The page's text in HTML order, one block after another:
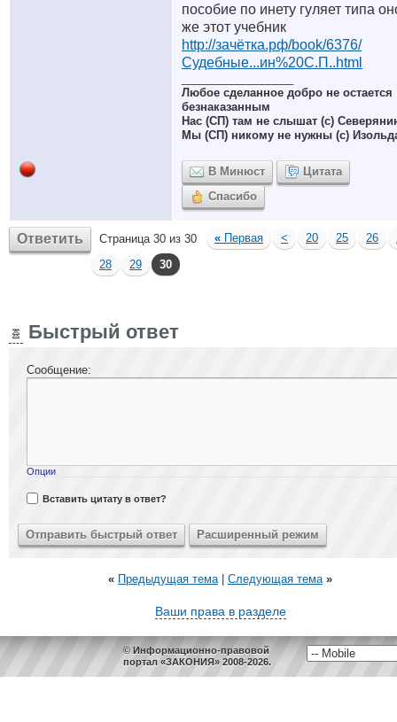
пособие по инету гуляет типа
же этот учебник
http://зачётка.рф/book/6376/
Судебные...ин%20С.П..html
Любое сделанное добро не остается
безнаказанным
Нас (СП) там не слышат (с)
Мы (СП) никому не нужны (с)
В Минюст
Цитата
Спасибо
Ответить Страница 30 из 30 « Первая < 20 25 26
28
29 30
Быстрый ответ
Сообщение:
Опции
Вставить цитату в ответ?
« Предыдущая тема| Следующая тема »
Ваши права в разделе
© Информационно-правовой
портал «ЗАКОНИЯ» 2008-2026.